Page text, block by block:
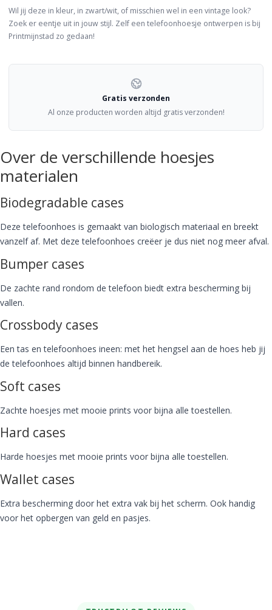
Wil jij deze in kleur, in zwart/wit, of misschien wel in een vintage look?
Zoek er eentje uit in jouw stijl. Zelf een telefoonhoesje ontwerpen is bij
Printmijnstad zo gedaan!
Gratis verzonden
Al onze producten worden altijd gratis verzonden!
Over de verschillende hoesjes
materialen
Biodegradable cases
Deze telefoonhoes is gemaakt van biologisch materiaal en breekt
vanzelf af. Met deze telefoonhoes creëer je dus niet nog meer afval.
Bumper cases
De zachte rand rondom de telefoon biedt extra bescherming bij
vallen.
Crossbody cases
Een tas en telefoonhoes ineen: met het hengsel aan de hoes heb jij
de telefoonhoes altijd binnen handbereik.
Soft cases
Zachte hoesjes met mooie prints voor bijna alle toestellen.
Hard cases
Harde hoesjes met mooie prints voor bijna alle toestellen.
Wallet cases
Extra bescherming door het extra vak bij het scherm. Ook handig
voor het opbergen van geld en pasjes.